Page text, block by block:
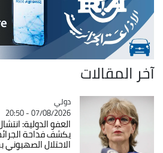
آخر المقالات
Catégorie
دولي
07/08/2026 - 20:50
يكشف فداحة
الاحتلال الصهيوني